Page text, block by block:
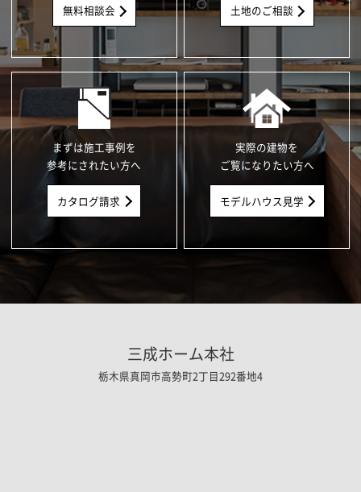
無料相談会 土地のご相談
まずは施工事例を
参考にされたい方へ
カタログ請求
実際の建物を
ご覧になりたい方へ
モデルハウス見学
三成ホーム本社
栃木県真岡市高勢町2丁目292番地4